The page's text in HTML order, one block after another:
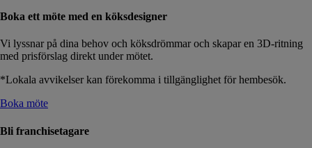
Boka ett möte med en köksdesigner
Vi lyssnar på dina behov och köksdrömmar och skapar en 3D-ritning
med prisförslag direkt under mötet.
*Lokala avvikelser kan förekomma i tillgänglighet för hembesök.
Boka möte
Bli franchisetagare